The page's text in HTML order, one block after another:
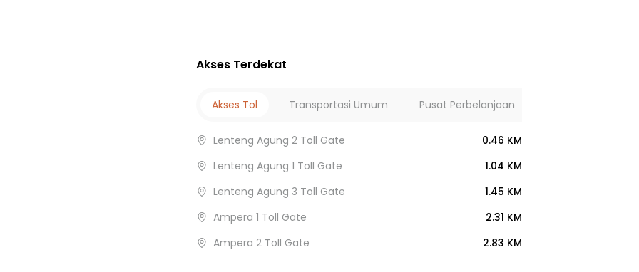
Akses Terdekat
Akses Tol Transportasi Umum Pusat Perbelanjaan
Lenteng Agung 2 Toll Gate
0.46 KM
Lenteng Agung 1 Toll Gate
1.04 KM
Lenteng Agung 3 Toll Gate
1.45 KM
Ampera 1 Toll Gate
2.31 KM
Ampera 2 Toll Gate
2.83 KM